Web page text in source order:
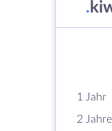
.
1 Jahr
2 Jahre